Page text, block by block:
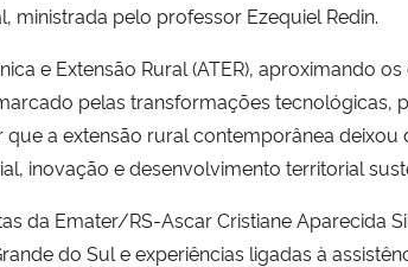
ministrada pelo professor Ezequiel Redin.
e Extensão Rural (ATER), aproximando
pelas transformações tecnológicas,
a extensão rural contemporânea deixou
inovação e desenvolvimento territorial
da Emater/RS-Ascar Cristiane Aparecida
do Sul e experiências ligadas à